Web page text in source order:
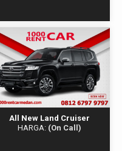
All New Land Cruiser
HARGA: (On Call)